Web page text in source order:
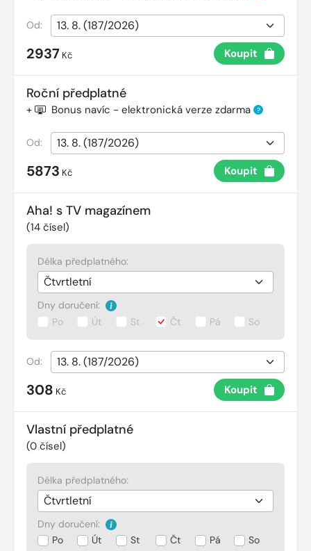
Od:
2937 Kč Koupit
Roční předplatné
+ Bonus navíc - elektronická verze zdarma ?
Od:
5873 Kč Koupit
Aha! s TV magazínem
(14 čísel)
Délka předplatného:
Dny doručení:
Po
Út St Čt Pá So
Od:
308 Kč Koupit
Vlastní předplatné
(0 čísel)
Délka předplatného:
Dny doručení:
Po
Út St Čt Pá So